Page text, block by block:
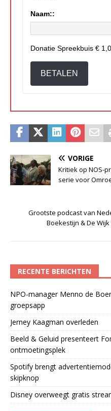
Naam::
Donatie Spreekbuis €
BETALEN
VORIGE
Kritiek op NOS-
serie voor
Grootste podcast van
Boekestijn & De
RECENTE BERICHTEN
NPO-manager Menno de
groepsapp
Jerney Kaagman overleden
Beeld & Geluid presenteert
ontmoetingsplek
Spotify brengt
skipknop
Disney overweegt gratis